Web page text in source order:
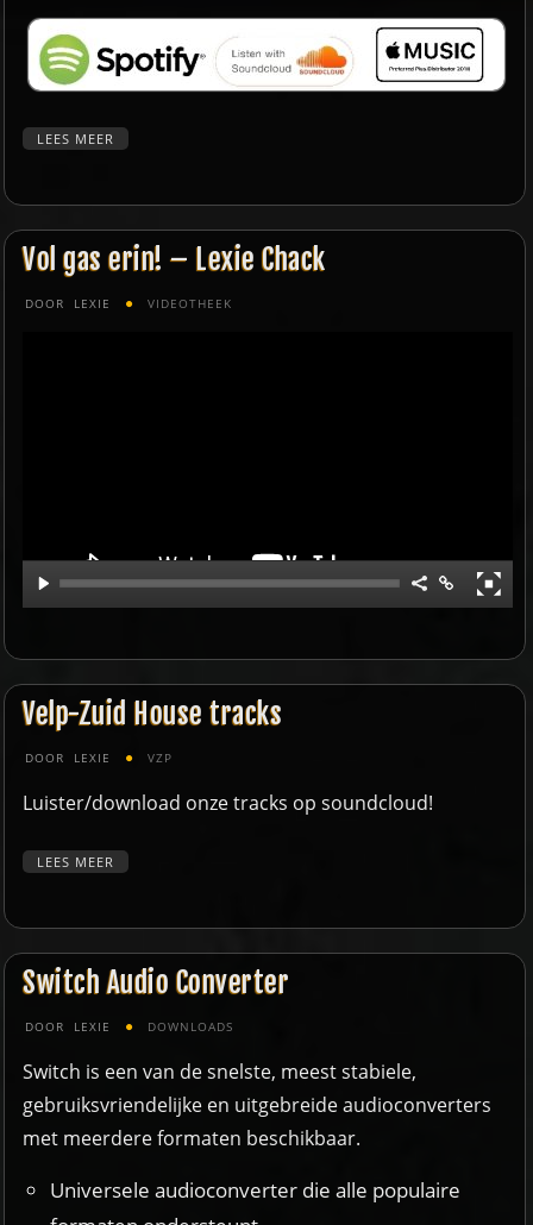
LEES MEER
Vol gas erin! – Lexie Chack
DOOR LEXIE VIDEOTHEEK
Velp-Zuid House tracks
DOOR LEXIE VZP
Luister/download onze tracks op soundcloud!
LEES MEER
Switch Audio Converter
DOOR LEXIE DOWNLOADS
Switch is een van de snelste, meest stabiele,
gebruiksvriendelijke en uitgebreide audioconverters
met meerdere formaten beschikbaar.
Universele audioconverter die alle populaire